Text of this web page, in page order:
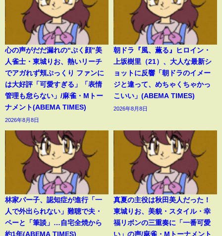
心の声がだだ漏れの“ぷく顔”美
人雀士・東城りお、熱いリーチ
でアガれず頬ぷっくり ファンに
は大好評「可愛すぎる」「表情
管理も怠らない」/麻雀・Mトー
ナメント(ABEMA TIMES)
2026年8月8日
朝ドラ『風、薫る』ヒロイン・
上坂樹里（21）、大人な最新シ
ョットに反響「朝ドラのイメー
ジと違って、めちゃくちゃかっ
こいい」(ABEMA TIMES)
2026年8月8日
林家パー子、認知症が進行「一
人で外出られない」難聴で夫・
ペーと「筆談」…自宅全焼から
約1年(ABEMA TIMES)
真夏の主役は秋田美人だった！
東城りお、美貌・スタイル・幸
福リボンの三重奏に「一番可愛
い」の声/麻雀・Mトーナメント